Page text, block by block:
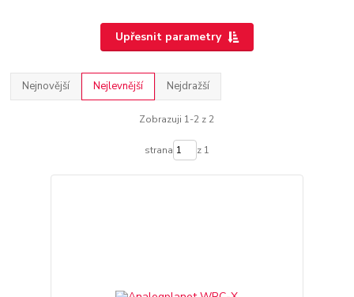
Upřesnit parametry
Nejnovější Nejlevnější Nejdražší
Zobrazuji 1-2 z 2
strana z 1